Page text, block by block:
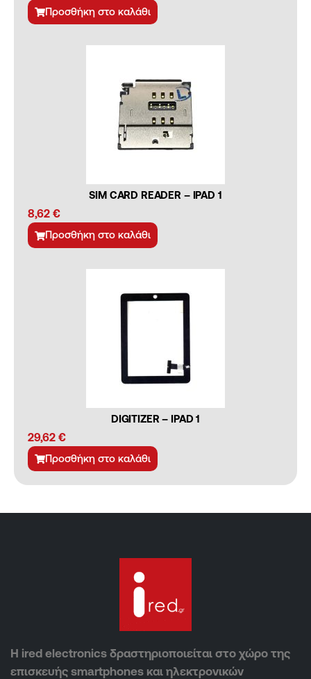
Προσθήκη στο καλάθι
SIM CARD READER – IPAD 1
8,62 €
Προσθήκη στο καλάθι
DIGITIZER – IPAD 1
29,62 €
Προσθήκη στο καλάθι
Η ired electronics δραστηριοποιείται στο χώρο της
επισκευής smartphones και ηλεκτρονικών